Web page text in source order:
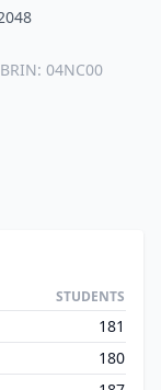
BRIN: 04NC00
STUDENTS
181
180